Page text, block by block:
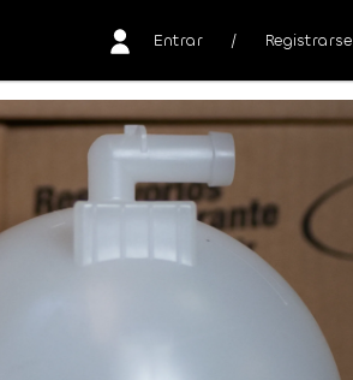
Entrar / Registrarse